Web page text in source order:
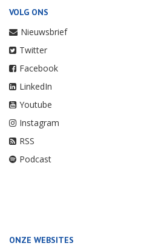
VOLG ONS
Nieuwsbrief
Twitter
Facebook
LinkedIn
Youtube
Instagram
RSS
Podcast
ONZE WEBSITES